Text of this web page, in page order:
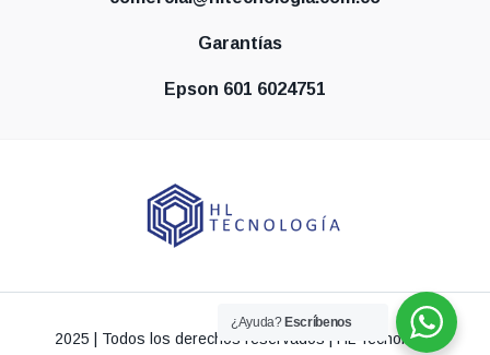
Garantías
Epson 601 6024751
2025 | Todos los derechos reservados | HL Tecnología
¿Ayuda? Escríbenos